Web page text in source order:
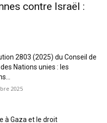
contre Israël :
2803 (2025) du Conseil de
Nations unies : les
2025
à Gaza et le droit